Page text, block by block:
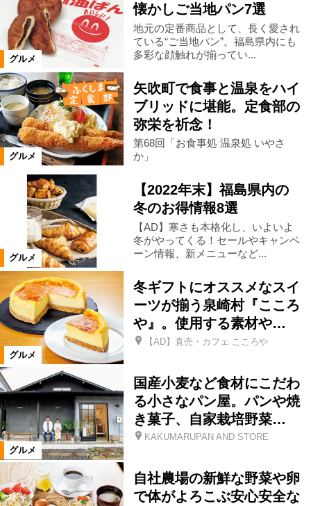
会津美里町 大熊町 相馬市
玉川村 大玉村 鏡石町
石川町 浅川町 川俣町
飯舘村 新地町 国見町
桑折町 福島県全域 西会津町
磐梯町 小野町 天栄村
泉崎村 平田村
金山町 下郷町 南会津町
浪江町 昭和村
川内村 棚倉町 広野町
矢祭町 葛尾村
山形県 宮城県 鮫川村
グルメ
懐かしご当地パン7選
地元の定番商品として、長く愛され
ている“ご当地パン”。福島県内にも
多彩な顔触れが揃ってい...
グルメ
矢吹町で食事と温泉をハイ
ブリッドに堪能。定食部の
弥栄を祈念！
第68回「お食事処 温泉処 いやさ
か」
グルメ
【2022年末】福島県内の
冬のお得情報8選
【AD】寒さも本格化し、いよいよ
冬がやってくる！セールやキャンペ
ーン情報、新メニューなど...
グルメ
冬ギフトにオススメなスイ
ーツが揃う泉崎村『こころ
や』。使用する素材や…
【AD】直売・カフェ こころや
グルメ
国産小麦など食材にこだわ
る小さなパン屋。パンや焼
き菓子、自家栽培野菜…
KAKUMARUPAN AND STORE
自社農場の新鮮な野菜や卵
で体がよろこぶ安心安全な